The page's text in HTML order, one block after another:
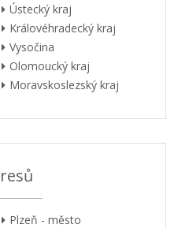
Ústecký kraj
Královéhradecký kraj
Vysočina
Olomoucký kraj
Moravskoslezský kraj
Plzeň - město